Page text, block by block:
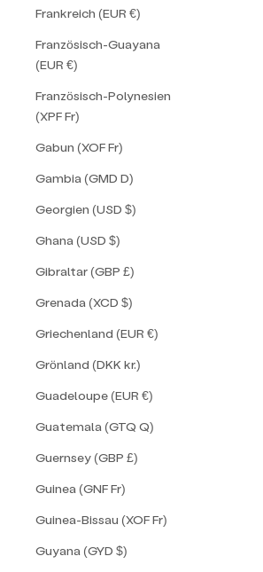
Frankreich (EUR €)
Französisch-Guayana
(EUR €)
Französisch-Polynesien
(XPF Fr)
Gabun (XOF Fr)
Gambia (GMD D)
Georgien (USD $)
Ghana (USD $)
Gibraltar (GBP £)
Grenada (XCD $)
Griechenland (EUR €)
Grönland (DKK kr.)
Guadeloupe (EUR €)
Guatemala (GTQ Q)
Guernsey (GBP £)
Guinea (GNF Fr)
Guinea-Bissau (XOF Fr)
Guyana (GYD $)